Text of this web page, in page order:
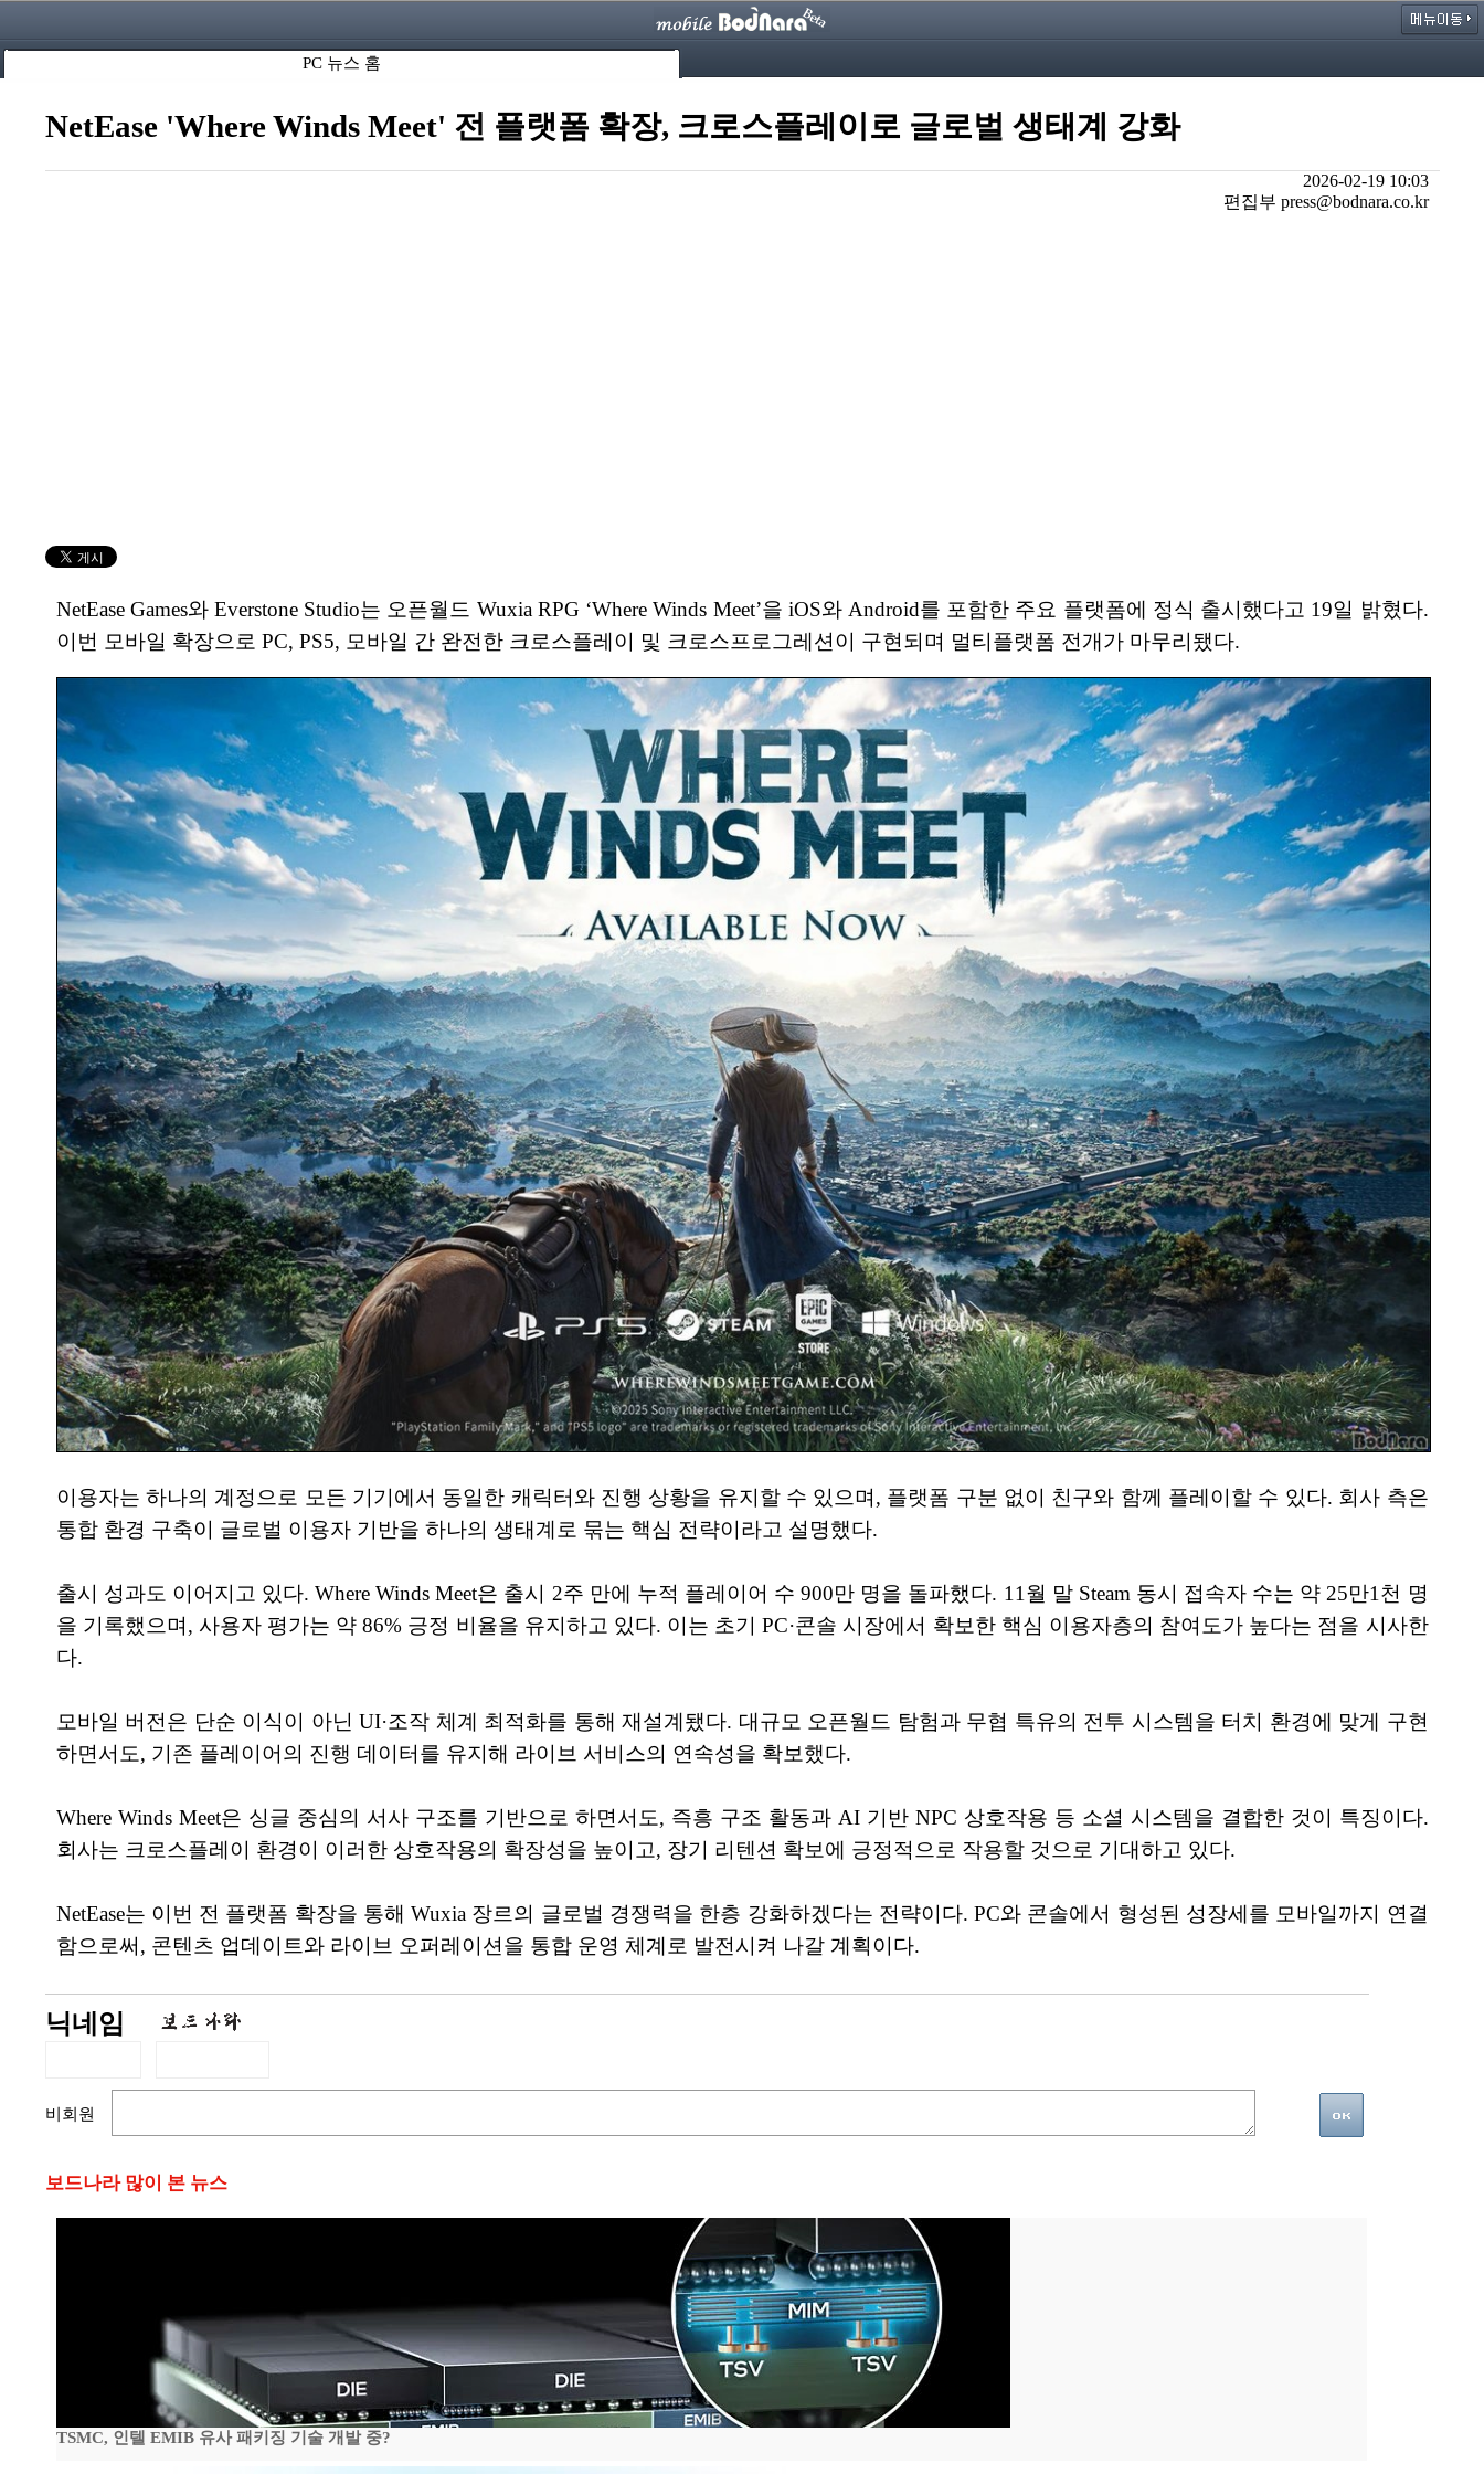
PC 뉴스 홈
NetEase 'Where Winds Meet' 전 플랫폼 확장, 크로스플레이로 글로벌 생태계 강화
2026-02-19 10:03
편집부 press@bodnara.co.kr
NetEase Games와 Everstone Studio는 오픈월드 Wuxia RPG ‘Where Winds Meet’을 iOS와 Android를 포함한 주요 플랫폼에 정식 출시했다고 19일 밝혔다.
이번 모바일 확장으로 PC, PS5, 모바일 간 완전한 크로스플레이 및 크로스프로그레션이 구현되며 멀티플랫폼 전개가 마무리됐다.
이용자는 하나의 계정으로 모든 기기에서 동일한 캐릭터와 진행 상황을 유지할 수 있으며, 플랫폼 구분 없이 친구와 함께 플레이할 수 있다. 회사 측은
통합 환경 구축이 글로벌 이용자 기반을 하나의 생태계로 묶는 핵심 전략이라고 설명했다.
출시 성과도 이어지고 있다. Where Winds Meet은 출시 2주 만에 누적 플레이어 수 900만 명을 돌파했다. 11월 말 Steam 동시 접속자 수는 약 25만1천 명
을 기록했으며, 사용자 평가는 약 86% 긍정 비율을 유지하고 있다. 이는 초기 PC·콘솔 시장에서 확보한 핵심 이용자층의 참여도가 높다는 점을 시사한
다.
모바일 버전은 단순 이식이 아닌 UI·조작 체계 최적화를 통해 재설계됐다. 대규모 오픈월드 탐험과 무협 특유의 전투 시스템을 터치 환경에 맞게 구현
하면서도, 기존 플레이어의 진행 데이터를 유지해 라이브 서비스의 연속성을 확보했다.
Where Winds Meet은 싱글 중심의 서사 구조를 기반으로 하면서도, 즉흥 구조 활동과 AI 기반 NPC 상호작용 등 소셜 시스템을 결합한 것이 특징이다.
회사는 크로스플레이 환경이 이러한 상호작용의 확장성을 높이고, 장기 리텐션 확보에 긍정적으로 작용할 것으로 기대하고 있다.
NetEase는 이번 전 플랫폼 확장을 통해 Wuxia 장르의 글로벌 경쟁력을 한층 강화하겠다는 전략이다. PC와 콘솔에서 형성된 성장세를 모바일까지 연결
함으로써, 콘텐츠 업데이트와 라이브 오퍼레이션을 통합 운영 체계로 발전시켜 나갈 계획이다.
닉네임
비회원
보드나라 많이 본 뉴스
TSMC, 인텔 EMIB 유사 패키징 기술 개발 중?